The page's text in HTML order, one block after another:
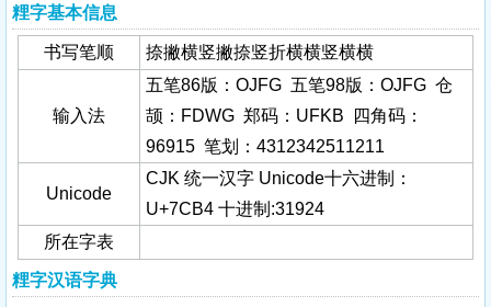
粴字基本信息
书写笔顺 捺撇横竖撇捺竖折横横竖横横
输入法
五笔86版：OJFG 五笔98版：OJFG 仓
颉：FDWG 郑码：UFKB 四角码：
96915 笔划：4312342511211
Unicode
CJK 统一汉字 Unicode十六进制：
U+7CB4 十进制:31924
所在字表
粴字汉语字典